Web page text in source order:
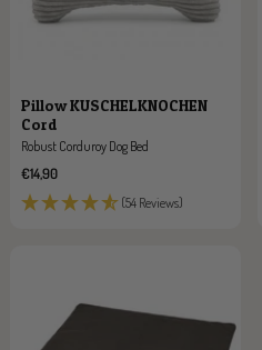
Pillow KUSCHELKNOCHEN
Cord
Robust Corduroy Dog Bed
Sale
price
€14,90
(54 Reviews)